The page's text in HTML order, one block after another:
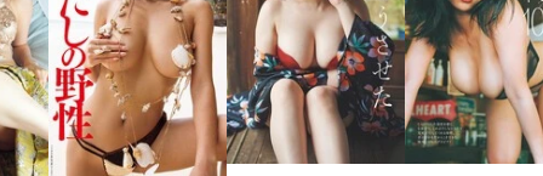
溝端 葵『も
つの、あおい
で。』
2026年08月09日